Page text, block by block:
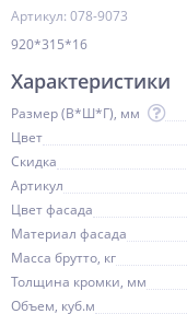
Артикул: 078-9073
920*315*16
Характеристики
Размер (В*Ш*Г), мм
Цвет
Скидка
Артикул
Цвет фасада
Материал фасада
Масса брутто, кг
Толщина кромки, мм
Объем, куб.м